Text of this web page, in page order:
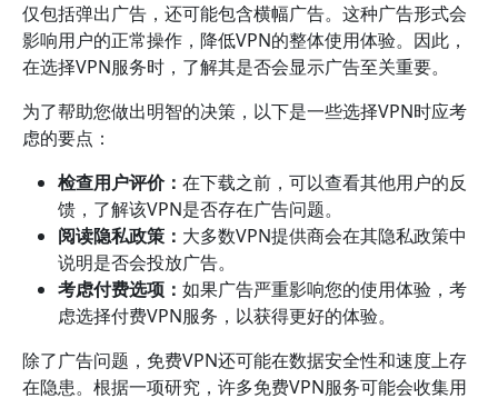
仅包括弹出广告，还可能包含横幅广告。这种广告形式会
影响用户的正常操作，降低VPN的整体使用体验。因此，
在选择VPN服务时，了解其是否会显示广告至关重要。
为了帮助您做出明智的决策，以下是一些选择VPN时应考
虑的要点：
检查用户评价： 在下载之前，可以查看其他用户的反
馈，了解该VPN是否存在广告问题。
阅读隐私政策： 大多数VPN提供商会在其隐私政策中
说明是否会投放广告。
考虑付费选项： 如果广告严重影响您的使用体验，考
虑选择付费VPN服务，以获得更好的体验。
除了广告问题，免费VPN还可能在数据安全性和速度上存
在隐患。根据一项研究，许多免费VPN服务可能会收集用